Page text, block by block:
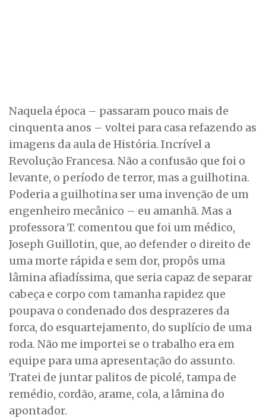
Naquela época – passaram pouco mais de
cinquenta anos – voltei para casa refazendo as
imagens da aula de História. Incrível a
Revolução Francesa. Não a confusão que foi o
levante, o período de terror, mas a guilhotina.
Poderia a guilhotina ser uma invenção de um
engenheiro mecânico – eu amanhã. Mas a
professora T. comentou que foi um médico,
Joseph Guillotin, que, ao defender o direito de
uma morte rápida e sem dor, propôs uma
lâmina afiadíssima, que seria capaz de separar
cabeça e corpo com tamanha rapidez que
poupava o condenado dos desprazeres da
forca, do esquartejamento, do suplício de uma
roda. Não me importei se o trabalho era em
equipe para uma apresentação do assunto.
Tratei de juntar palitos de picolé, tampa de
remédio, cordão, arame, cola, a lâmina do
apontador.